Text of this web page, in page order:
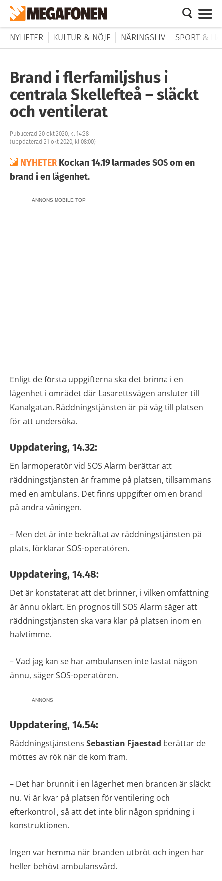
NYHETER KULTUR & NÖJE NÄRINGSLIV SPORT &
Brand i flerfamiljshus i
centrala Skellefteå – släckt
och ventilerat
Publicerad 20 okt 2020, kl 14:28
(uppdaterad 21 okt 2020, kl 08:00)
NYHETER Kockan 14.19 larmades SOS om en
brand i en lägenhet.
ANNONS MOBILE TOP
Enligt de första uppgifterna ska det brinna i en
lägenhet i området där Lasarettsvägen ansluter till
Kanalgatan. Räddningstjänsten är på väg till platsen
för att undersöka.
Uppdatering, 14.32:
En larmoperatör vid SOS Alarm berättar att
räddningstjänsten är framme på platsen, tillsammans
med en ambulans. Det finns uppgifter om en brand
på andra våningen.
– Men det är inte bekräftat av räddningstjänsten på
plats, förklarar SOS-operatören.
Uppdatering, 14.48:
Det är konstaterat att det brinner, i vilken omfattning
är ännu oklart. En prognos till SOS Alarm säger att
räddningstjänsten ska vara klar på platsen inom en
halvtimme.
– Vad jag kan se har ambulansen inte lastat någon
ännu, säger SOS-operatören.
ANNONS
Uppdatering, 14.54:
Räddningstjänstens Sebastian Fjaestad berättar de
möttes av rök när de kom fram.
– Det har brunnit i en lägenhet men branden är släckt
nu. Vi är kvar på platsen för ventilering och
efterkontroll, så att det inte blir någon spridning i
konstruktionen.
Ingen var hemma när branden utbröt och ingen har
heller behövt ambulansvård.